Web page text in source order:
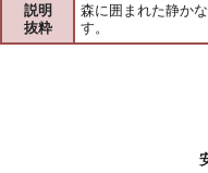
説明
抜粋
森に囲まれた静か
す。